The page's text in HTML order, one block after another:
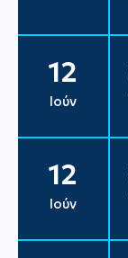
12
Ιούν
12
Ιούν